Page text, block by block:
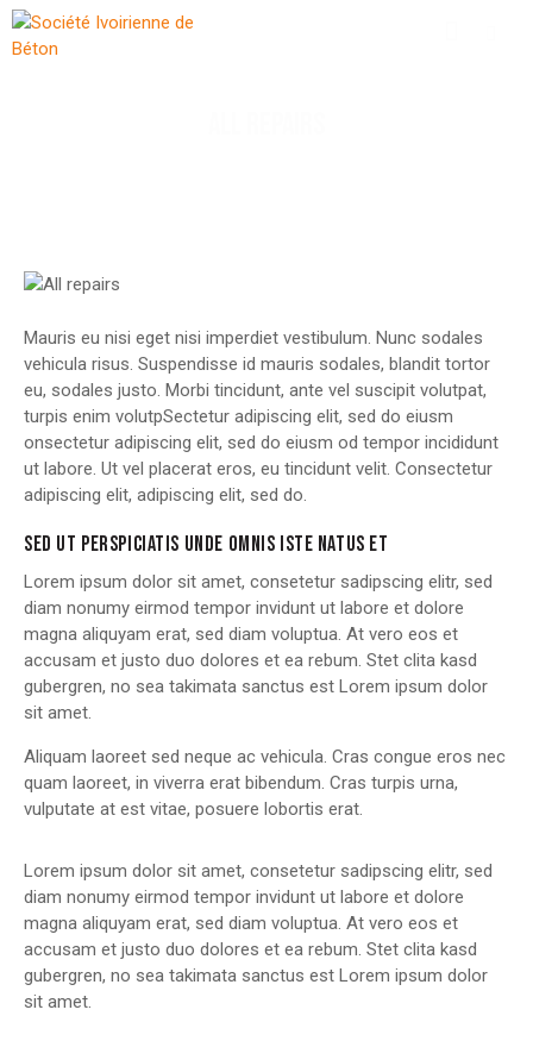
Mauris eu nisi eget nisi imperdiet vestibulum. Nunc sodales
vehicula risus. Suspendisse id mauris sodales, blandit tortor
eu, sodales justo. Morbi tincidunt, ante vel suscipit volutpat,
turpis enim volutpSectetur adipiscing elit, sed do eiusm
onsectetur adipiscing elit, sed do eiusm od tempor incididunt
ut labore. Ut vel placerat eros, eu tincidunt velit. Consectetur
adipiscing elit, adipiscing elit, sed do.
SED UT PERSPICIATIS UNDE OMNIS ISTE NATUS ET
Lorem ipsum dolor sit amet, consetetur sadipscing elitr, sed
diam nonumy eirmod tempor invidunt ut labore et dolore
magna aliquyam erat, sed diam voluptua. At vero eos et
accusam et justo duo dolores et ea rebum. Stet clita kasd
gubergren, no sea takimata sanctus est Lorem ipsum dolor
sit amet.
Aliquam laoreet sed neque ac vehicula. Cras congue eros nec
quam laoreet, in viverra erat bibendum. Cras turpis urna,
vulputate at est vitae, posuere lobortis erat.
Lorem ipsum dolor sit amet, consetetur sadipscing elitr, sed
diam nonumy eirmod tempor invidunt ut labore et dolore
magna aliquyam erat, sed diam voluptua. At vero eos et
accusam et justo duo dolores et ea rebum. Stet clita kasd
gubergren, no sea takimata sanctus est Lorem ipsum dolor
sit amet.